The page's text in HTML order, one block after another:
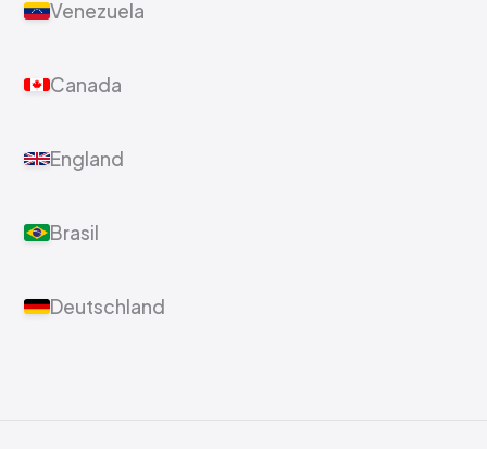
Venezuela
Canada
England
Brasil
Deutschland